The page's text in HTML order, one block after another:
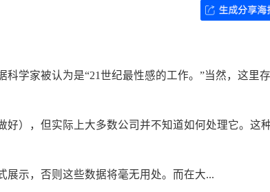
学家被认为是“21世纪最性感的工作。”当然，这里
），但实际上大多数公司并不知道如何处理它。这
示，否则这些数据将毫无用处。而在大...